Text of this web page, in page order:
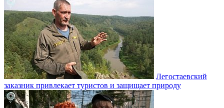
Легостаевский
заказник привлекает туристов и защищает природу